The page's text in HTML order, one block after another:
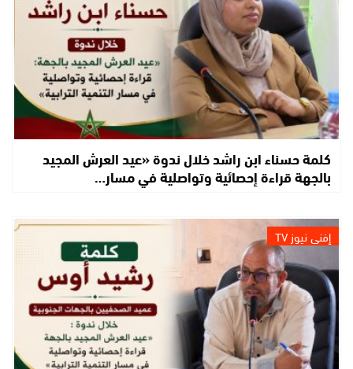
كلمة حسناء ابن راشد خلال ندوة «عيد العرش المجيد
بالجهة قراءة إحصائية وتواصلية في مسار…
إفني نيوز TV